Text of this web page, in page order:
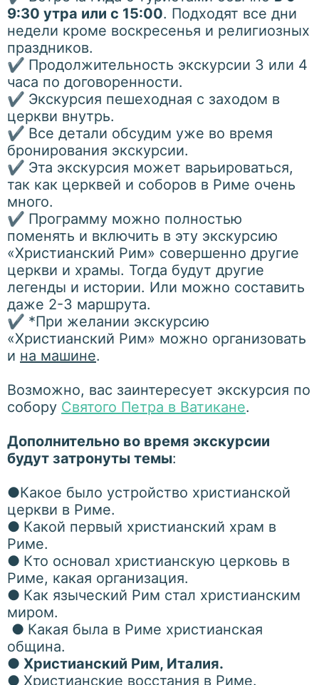
9:30 утра или с 15:00. Подходят все дни
недели кроме воскресенья и религиозных
праздников.
✔ Продолжительность экскурсии 3 или 4
часа по договоренности.
✔ Экскурсия пешеходная с заходом в
церкви внутрь.
✔ Все детали обсудим уже во время
бронирования экскурсии.
✔ Эта экскурсия может варьироваться,
так как церквей и соборов в Риме очень
много.
✔ Программу можно полностью
поменять и включить в эту экскурсию
«Христианский Рим» совершенно другие
церкви и храмы. Тогда будут другие
легенды и истории. Или можно составить
даже 2-3 маршрута.
✔ *При желании экскурсию
«Христианский Рим» можно организовать
и на машине.
Возможно, вас заинтересует экскурсия по
собору Святого Петра в Ватикане.
Дополнительно во время экскурсии
будут затронуты темы:
●Какое было устройство христианской
церкви в Риме.
● Какой первый христианский храм в
Риме.
● Кто основал христианскую церковь в
Риме, какая организация.
● Как языческий Рим стал христианским
миром.
● Какая была в Риме христианская
община.
● Христианский Рим, Италия.
● Христианские восстания в Риме.